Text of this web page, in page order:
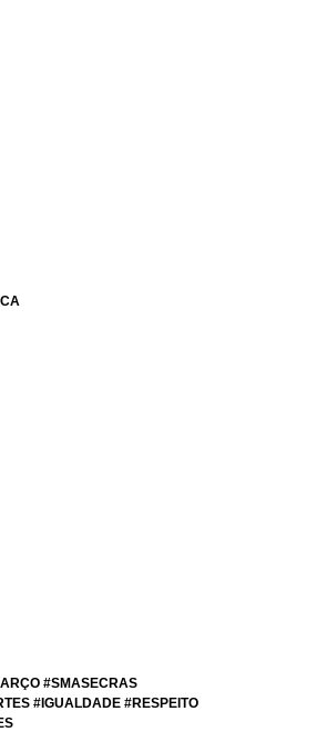
#SMASECRAS
#IGUALDADE #RESPEITO